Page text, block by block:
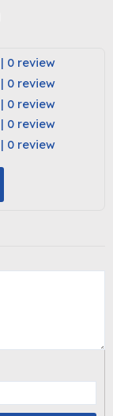
| 0 review
| 0 review
| 0 review
| 0 review
| 0 review